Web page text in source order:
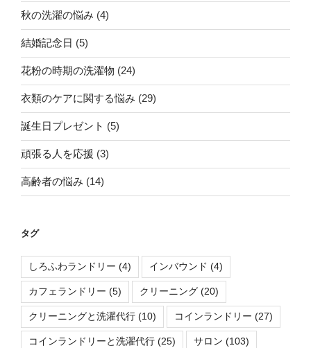
秋の洗濯の悩み (4)
結婚記念日 (5)
花粉の時期の洗濯物 (24)
衣類のケアに関する悩み (29)
誕生日プレゼント (5)
頑張る人を応援 (3)
高齢者の悩み (14)
タグ
しろふわランドリー (4) インバウンド (4)
カフェランドリー (5) クリーニング (20)
クリーニングと洗濯代行 (10) コインランドリー (27)
コインランドリーと洗濯代行 (25) サロン (103)